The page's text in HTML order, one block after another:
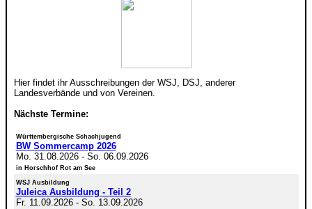
Hier findet ihr Ausschreibungen der WSJ, DSJ, anderer
Landesverbände und von Vereinen.
Nächste Termine:
Württembergische Schachjugend
BW Sommercamp 2026
Mo. 31.08.2026- So. 06.09.2026
in Horschhof Rot am See
WSJ Ausbildung
Juleica Ausbildung - Teil 2
Fr. 11.09.2026- So. 13.09.2026